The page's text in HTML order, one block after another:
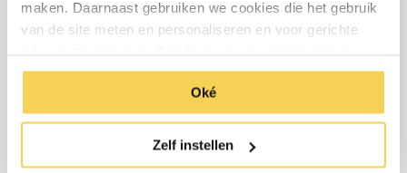
maken. Daarnaast gebruiken we cookies die het gebruik
van de site meten en personaliseren en voor gerichte
manier. Klik op 'Oké' om alle cookies te accepteren. Of
klik op ‘alleen essentiele’ als je niet akkoord gaat met
cookies.
Oké
Zelf instellen
Ontvang €5 korting
*Geldig bij minimale besteding vanaf €75